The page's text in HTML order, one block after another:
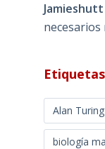
Jamieshutt
necesarios
Etiquetas
Alan Turing
biología